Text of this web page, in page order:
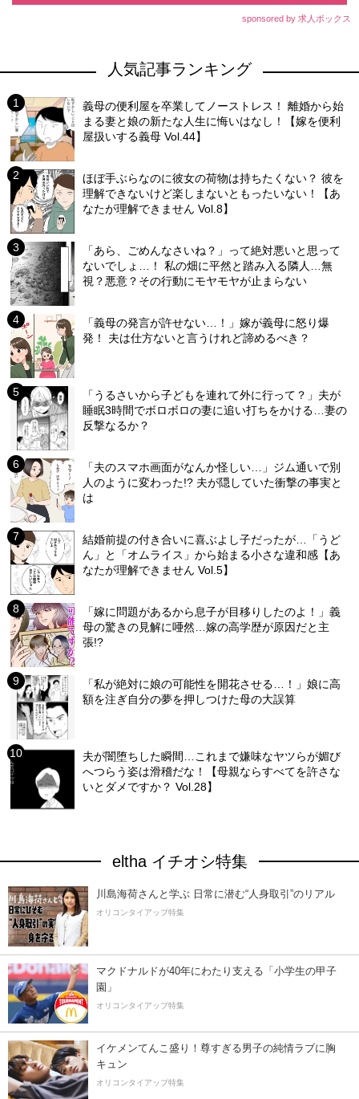
sponsored by 求人ボックス
人気記事ランキング
義母の便利屋を卒業してノーストレス！ 離婚から始
まる妻と娘の新たな人生に悔いはなし！【嫁を便利
屋扱いする義母 Vol.44】
ほぼ手ぶらなのに彼女の荷物は持ちたくない？ 彼を
理解できないけど楽しまないともったいない！【あ
なたが理解できません Vol.8】
「あら、ごめんなさいね？」って絶対悪いと思って
ないでしょ…！ 私の畑に平然と踏み入る隣人…無
視？悪意？その行動にモヤモヤが止まらない
「義母の発言が許せない…！」嫁が義母に怒り爆
発！ 夫は仕方ないと言うけれど諦めるべき？
「うるさいから子どもを連れて外に行って？」夫が
睡眠3時間でボロボロの妻に追い打ちをかける…妻の
反撃なるか？
「夫のスマホ画面がなんか怪しい…」ジム通いで別
人のように変わった!? 夫が隠していた衝撃の事実と
は
結婚前提の付き合いに喜ぶよし子だったが…「うど
ん」と「オムライス」から始まる小さな違和感【あ
なたが理解できません Vol.5】
「嫁に問題があるから息子が目移りしたのよ！」義
母の驚きの見解に唖然…嫁の高学歴が原因だと主
張!?
「私が絶対に娘の可能性を開花させる…！」娘に高
額を注ぎ自分の夢を押しつけた母の大誤算
夫が闇堕ちした瞬間…これまで嫌味なヤツらが媚び
へつらう姿は滑稽だな！【母親ならすべてを許さな
いとダメですか？ Vol.28】
eltha イチオシ特集
川島海荷さんと学ぶ 日常に潜む“人身取引”のリアル
オリコンタイアップ特集
マクドナルドが40年にわたり支える「小学生の甲子
園」
オリコンタイアップ特集
イケメンてんこ盛り！尊すぎる男子の純情ラブに胸
キュン
オリコンタイアップ特集